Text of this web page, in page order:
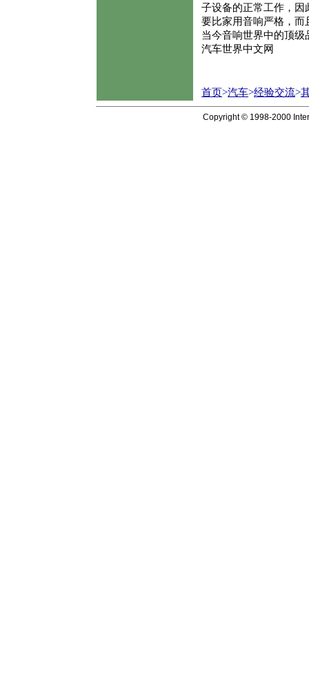
子设备的正常工作，因
要比家用音响严格，而
当今音响世界中的顶级
汽车世界中文网
首页>汽车>经验交流>
Copyright © 1998-2000